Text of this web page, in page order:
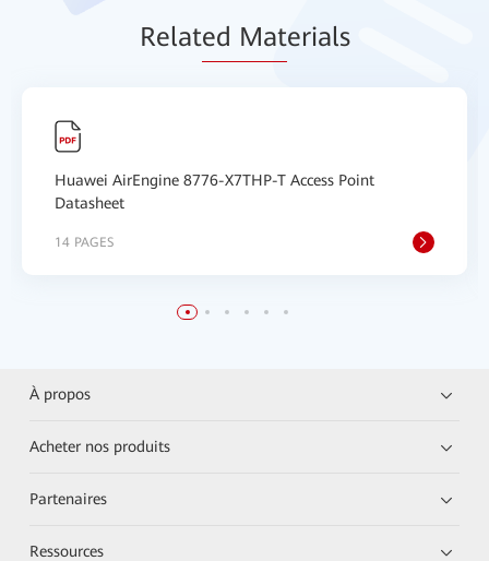
Related Materials
Huawei AirEngine 8776-X7THP-T Access Point
Datasheet
14 PAGES
À propos
Acheter nos produits
Partenaires
Ressources